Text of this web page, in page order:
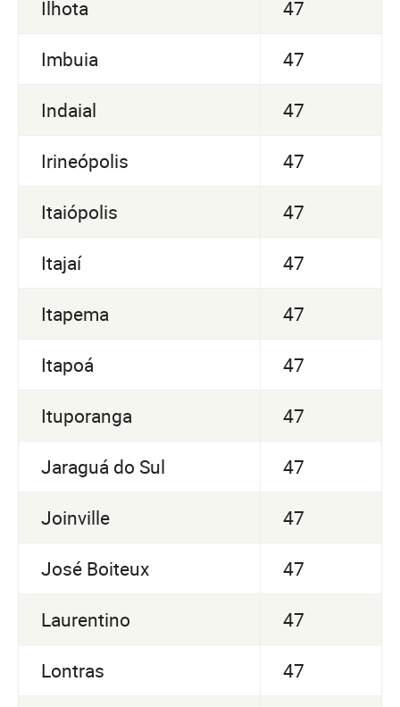
Ilhota 47
Imbuia 47
Indaial 47
Irineópolis 47
Itaiópolis 47
Itajaí 47
Itapema 47
Itapoá 47
Ituporanga 47
Jaraguá do Sul 47
Joinville 47
José Boiteux 47
Laurentino 47
Lontras 47